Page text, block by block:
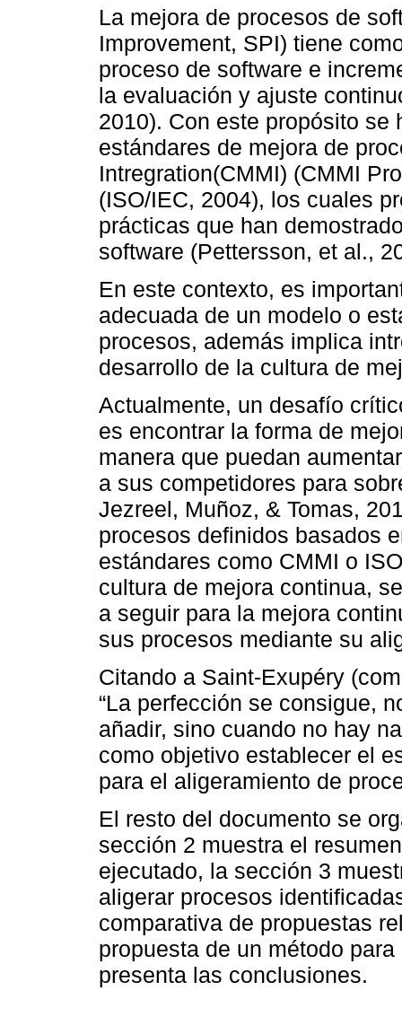
La mejora de procesos de
Improvement, SPI) tiene
proceso de software e
la evaluación y ajuste
2010). Con este propósito se
estándares de mejora de
Intregration(CMMI) (CMMI
(ISO/IEC, 2004), los cuales
prácticas que han
software (Pettersson, et al.,
En este contexto, es
adecuada de un modelo o
procesos, además implica
desarrollo de la cultura de
Actualmente, un desafío
es encontrar la forma de
manera que puedan
a sus competidores para
Jezreel, Muñoz, & Tomas,
procesos definidos basados
estándares como CMMI o
cultura de mejora continua,
a seguir para la mejora
sus procesos mediante su
Citando a Saint-Exupéry
“La perfección se consigue,
añadir, sino cuando no hay
como objetivo establecer el
para el aligeramiento de
El resto del documento se
sección 2 muestra el
ejecutado, la sección 3
aligerar procesos
comparativa de propuestas
propuesta de un método
presenta las conclusiones.